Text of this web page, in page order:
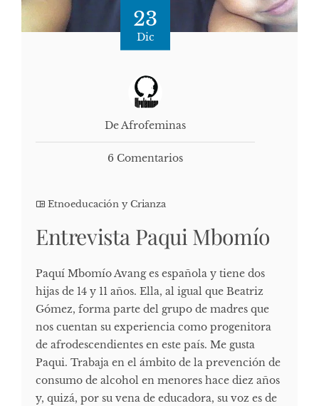
23
Dic
De Afrofeminas
6 Comentarios
Etnoeducación y Crianza
Entrevista Paqui Mbomío
Paquí Mbomío Avang es española y tiene dos
hijas de 14 y 11 años. Ella, al igual que Beatriz
Gómez, forma parte del grupo de madres que
nos cuentan su experiencia como progenitora
de afrodescendientes en este país. Me gusta
Paqui. Trabaja en el ámbito de la prevención de
consumo de alcohol en menores hace diez años
y, quizá, por su vena de educadora, su voz es de